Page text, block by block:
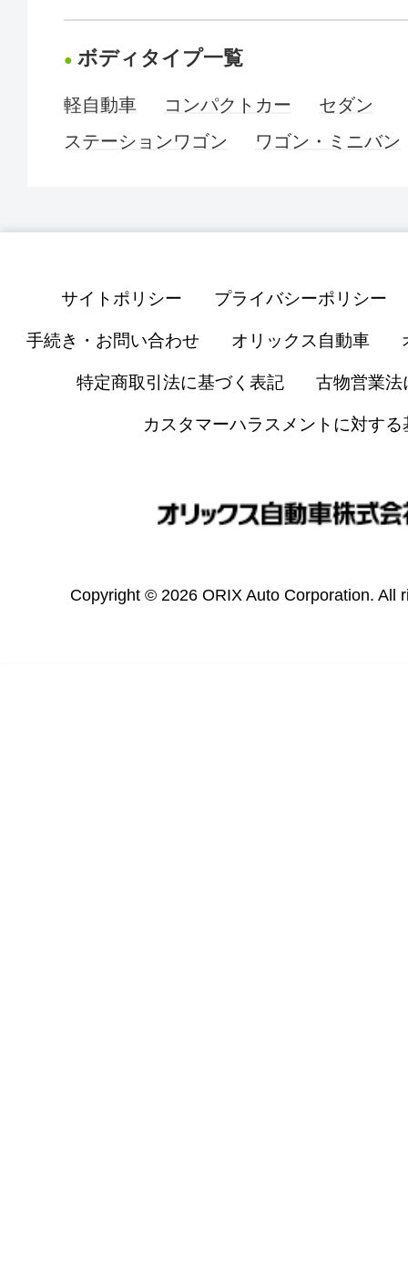
ボディタイプ一覧
軽自動車 コンパクトカー
セダン
ステーションワゴン
ワゴン・ミニバン
サイトポリシー プライバシーポリシー
手続き・お問い合わせ オリックス自動車
特定商取引法に基づく表記 古物営業法
カスタマーハラスメントに対する
Copyright © 2026 ORIX Auto Corporation. All